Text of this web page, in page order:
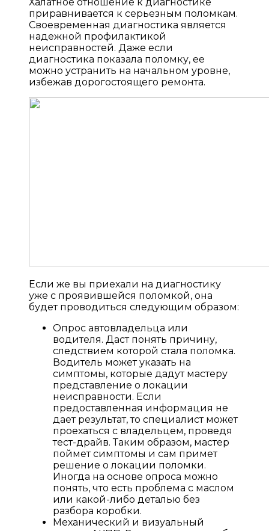
приравнивается к серьезным поломкам.
Своевременная диагностика является
надежной профилактикой
неисправностей. Даже если
диагностика показала поломку, ее
можно устранить на начальном уровне,
избежав дорогостоящего ремонта.
Если же вы приехали на диагностику
уже с проявившейся поломкой, она
будет проводиться следующим образом:
Опрос автовладельца или
водителя. Даст понять причину,
следствием которой стала поломка.
Водитель может указать на
симптомы, которые дадут мастеру
представление о локации
неисправности. Если
предоставленная информация не
дает результат, то специалист может
проехаться с владельцем, проведя
тест-драйв. Таким образом, мастер
поймет симптомы и сам примет
решение о локации поломки.
Иногда на основе опроса можно
понять, что есть проблема с маслом
или какой-либо деталью без
разбора коробки.
Механический и визуальный